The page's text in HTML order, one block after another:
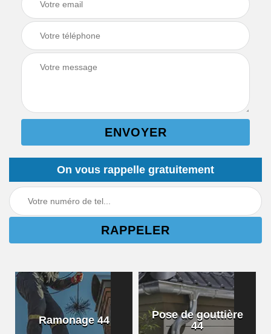
On vous rappelle gratuitement
Ramonage 44
Pose de gouttière
44